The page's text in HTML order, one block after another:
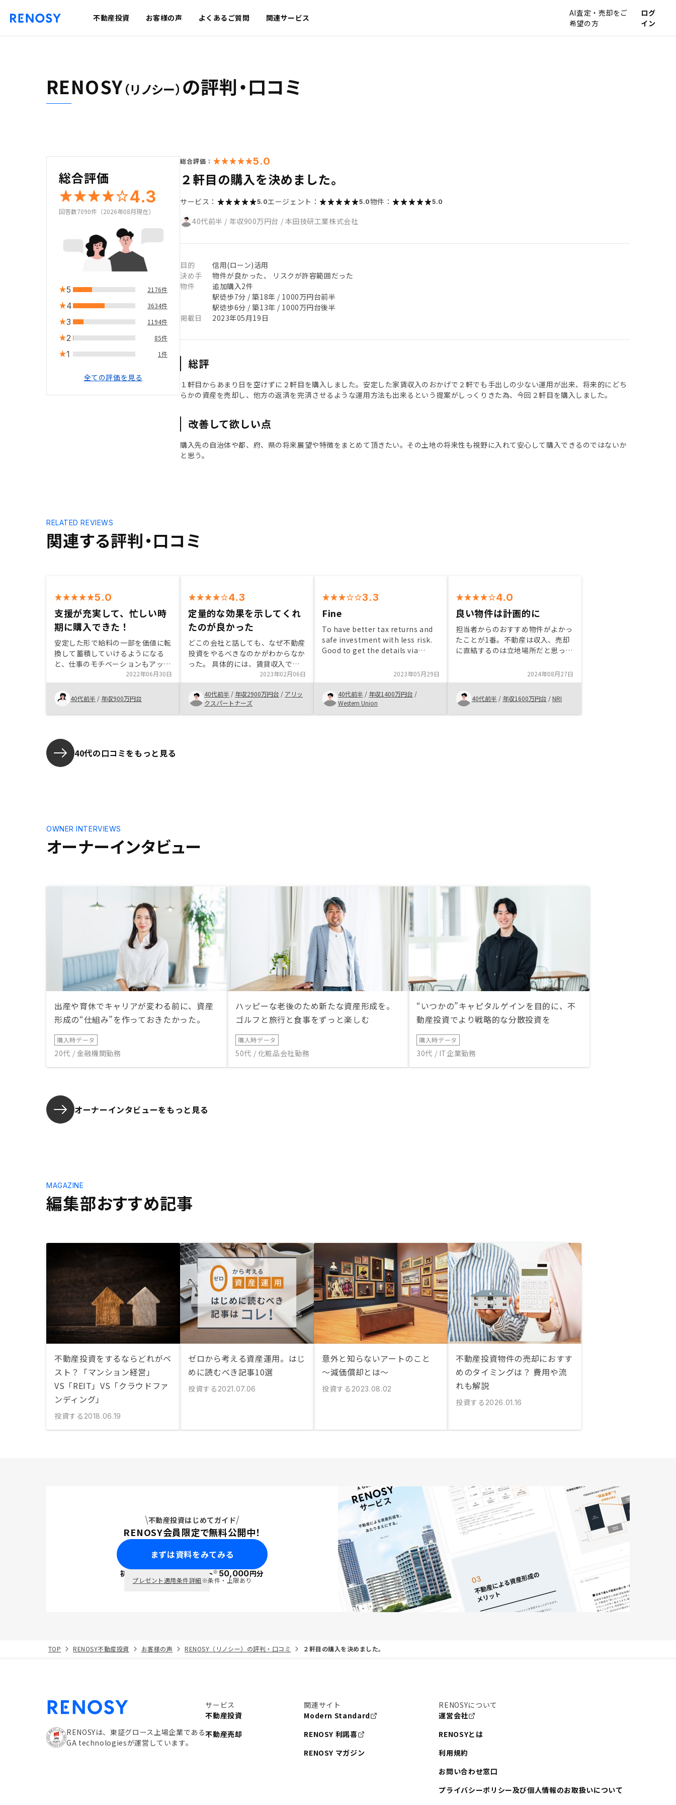
不動産投資 お客様の声 よくあるご質問 関連サービス
AI査定・売却をご
希望の方
ログ
イン
RENOSY（リノシー） の評判・口コミ
総合評価
4.3
回答数7090件（2026年08月現在）
5 2176件
4 3634件
3 1194件
2 85件
1 1件
全ての評価を見る
総合評価： 5.0
２軒目の購入を決めました。
サービス： 5.0エージェント： 5.0物件： 5.0
40代前半 / 年収900万円台 / 本田技研工業株式会社
目的
信用(ローン)活用
決め手
物件が良かった、 リスクが許容範囲だった
物件
追加購入2件
駅徒歩7分 / 築18年 / 1000万円台前半
駅徒歩6分 / 築13年 / 1000万円台後半
掲載日
2023年05月19日
総評
１軒目からあまり日を空けずに２軒目を購入しました。安定した家賃収入のおかげで２軒でも手出しの少ない運用が出来、将来的にどち
らかの資産を売却し、他方の返済を完済させるような運用方法も出来るという提案がしっくりきた為、今回２軒目を購入しました。
改善して欲しい点
購入先の自治体や都、府、県の将来展望や特徴をまとめて頂きたい。その土地の将来性も視野に入れて安心して購入できるのではないか
と思う。
関連する評判・口コミ
RELATED REVIEWS
5.0
支援が充実して、忙しい時
期に購入できた！
安定した形で給料の一部を価値に転
換して蓄積していけるようになる
と、仕事のモチベーションもアッ
プ！レンシーの関係者も知識が深
く、安心して物件の選択ができま
す。申請もとても効率よく進行でき
るよう、支援していただくので不便
なく進行できてとてもよかったで
2022年06月30日
40代前半 / 年収900万円台
4.3
定量的な効果を示してくれ
たのが良かった
どこの会社と話しても、なぜ不動産
投資をやるべきなのかがわからなか
った。 具体的には、賃貸収入で儲
けるのか、キャピタルゲインを狙う
のか、節税を狙うのかが曖昧でやる
気が出なかった。 リノシーの営業
さんは、あなたの年収ならこれを狙
ってやるべきと目的を明確にしてく
2023年02月06日
40代前半 / 年収2900万円台 / アリッ
クスパートナーズ
3.3
Fine
To have better tax returns and
safe investment with less risk.
Good to get the details via
2023年05月29日
40代前半 / 年収1400万円台 /
Western Union
4.0
良い物件は計画的に
担当者からのおすすめ物件がよかっ
たことが1番。不動産は収入、売却
に直結するのは立地場所だと思って
当たり前なので、いかに良い情報を
いただく関係を築けるか、だと思っ
てます。
2024年08月27日
40代前半 / 年収1600万円台 /NRI
40代の口コミをもっと見る
オーナーインタビュー
OWNER INTERVIEWS
出産や育休でキャリアが変わる前に、資産
形成の“仕組み”を作っておきたかった。
購入時データ
20代 / 金融機関勤務
ハッピーな老後のため新たな資産形成を。
ゴルフと旅行と食事をずっと楽しむ
購入時データ
50代 / 化粧品会社勤務
“いつかの”キャピタルゲインを目的に、不
動産投資でより戦略的な分散投資を
購入時データ
30代 / IT企業勤務
オーナーインタビューをもっと見る
編集部おすすめ記事
MAGAZINE
不動産投資をするならどれがベ
スト？「マンション経営」
VS「REIT」VS「クラウドファ
ンディング」
投資する 2018.06.19
ゼロから考える資産運用。はじ
めに読むべき記事10選
投資する 2021.07.06
意外と知らないアートのこと
〜減価償却とは〜
投資する 2023.08.02
不動産投資物件の売却におすす
めのタイミングは？ 費用や流
れも解説
投資する 2026.01.16
不動産投資はじめてガイド
RENOSY会員限定で無料公開中！
まずは資料をみてみる
初回面談で ポイント※50,000円分
プレゼント適用条件詳細※条件・上限あり
TOP RENOSY不動産投資 お客様の声 RENOSY（リノシー）の評判・口コミ ２軒目の購入を決めました。
RENOSYは、東証グロース上場企業である
GA technologiesが運営しています。
サービス
不動産投資
不動産売却
関連サイト
Modern Standard
RENOSY 利諾喜
RENOSY マガジン
RENOSYについて
運営会社
RENOSYとは
利用規約
お問い合わせ窓口
プライバシーポリシー及び個人情報のお取扱いについて